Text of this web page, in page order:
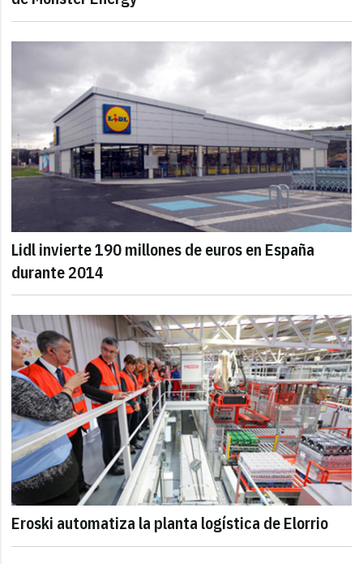
Lidl invierte 190 millones de euros en España
durante 2014
Eroski automatiza la planta logística de Elorrio